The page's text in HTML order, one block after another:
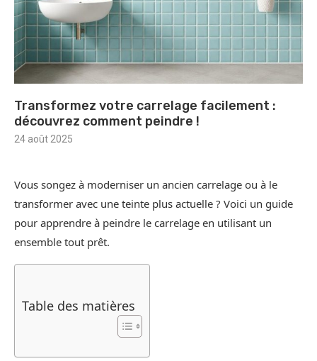
Transformez votre carrelage facilement :
découvrez comment peindre !
24 août 2025
Vous songez à moderniser un ancien carrelage ou à le
transformer avec une teinte plus actuelle ? Voici un guide
pour apprendre à peindre le carrelage en utilisant un
ensemble tout prêt.
Table des matières